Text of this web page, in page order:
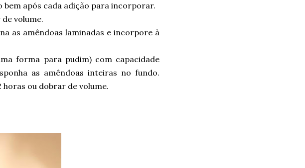
bem após cada adição para incorporar.
volume.
as amêndoas laminadas e incorpore à
forma para pudim) com capacidade
as amêndoas inteiras no fundo.
horas ou dobrar de volume.